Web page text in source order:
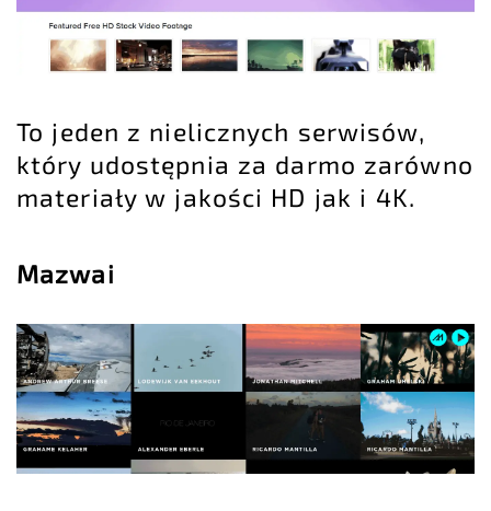
To jeden z nielicznych serwisów,
który udostępnia za darmo zarówno
materiały w jakości HD jak i 4K.
Mazwai